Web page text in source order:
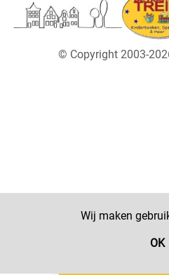
Wij maken
OK
© Copyright 2003-